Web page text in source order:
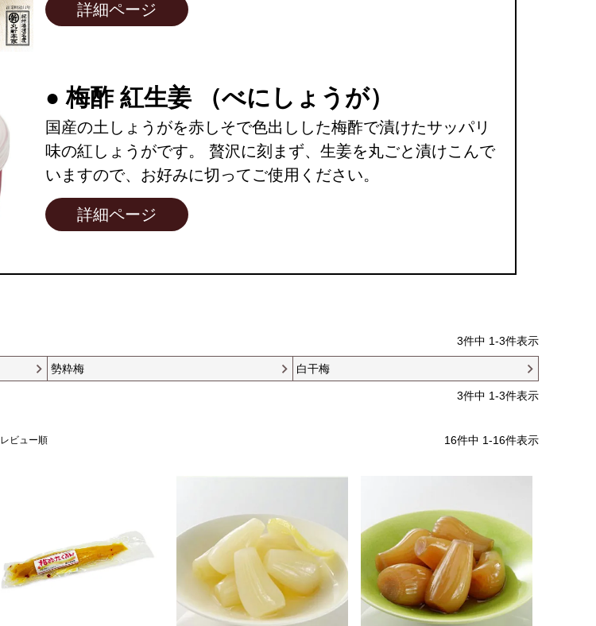
詳細ページ
● 梅酢 紅生姜 （べにしょうが）
国産の土しょうがを赤しそで色出しした梅酢で漬けたサッパリ
味の紅しょうがです。 贅沢に刻まず、生姜を丸ごと漬けこんで
いますので、お好みに切ってご使用ください。
詳細ページ
3件中 1-3件表示
勢粋梅 白干梅
3件中 1-3件表示
レビュー順 16件中 1-16件表示